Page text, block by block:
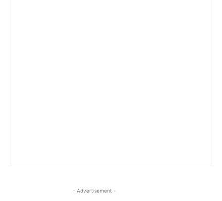
- Advertisement -